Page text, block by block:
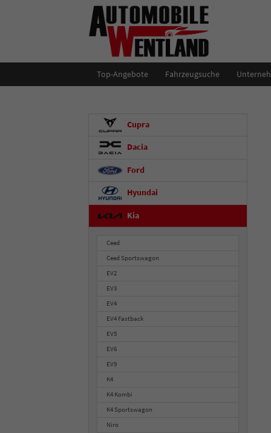
Top-Angebote Fahrzeugsuche
Cupra
Dacia
Ford
Hyundai
Kia
Ceed
Ceed Sportswagon
EV2
EV3
EV4
EV4 Fastback
EV5
EV6
EV9
K4
K4 Kombi
K4 Sportswagon
Niro